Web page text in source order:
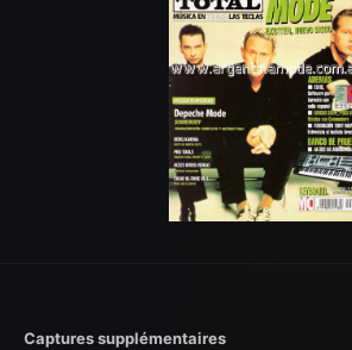
Captures supplémentaires